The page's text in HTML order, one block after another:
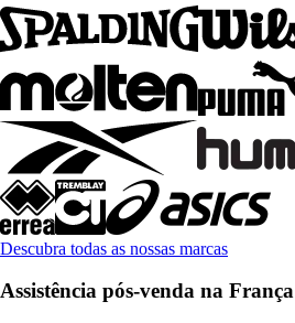
Descubra todas as nossas marcas
Assistência pós-venda na França